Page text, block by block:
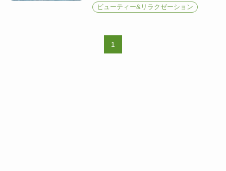
ビューティー&リラクゼーション
1